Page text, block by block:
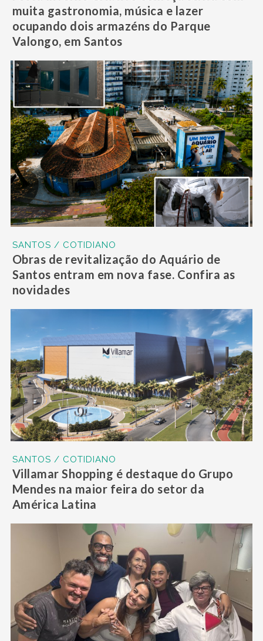
muita gastronomia, música e lazer
ocupando dois armazéns do Parque
Valongo, em Santos
SANTOS / COTIDIANO
Obras de revitalização do Aquário de
Santos entram em nova fase. Confira as
novidades
SANTOS / COTIDIANO
Villamar Shopping é destaque do Grupo
Mendes na maior feira do setor da
América Latina